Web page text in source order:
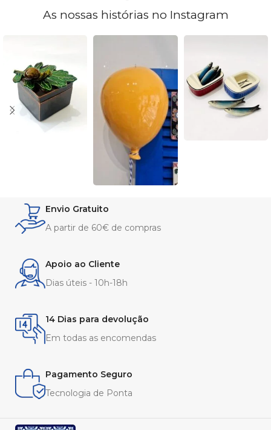
As nossas histórias no Instagram
Envio Gratuito
A partir de 60€ de compras
Apoio ao Cliente
Dias úteis - 10h-18h
14 Dias para devolução
Em todas as encomendas
Pagamento Seguro
Tecnologia de Ponta